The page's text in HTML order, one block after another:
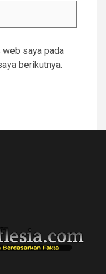
web saya pada
berikutnya.